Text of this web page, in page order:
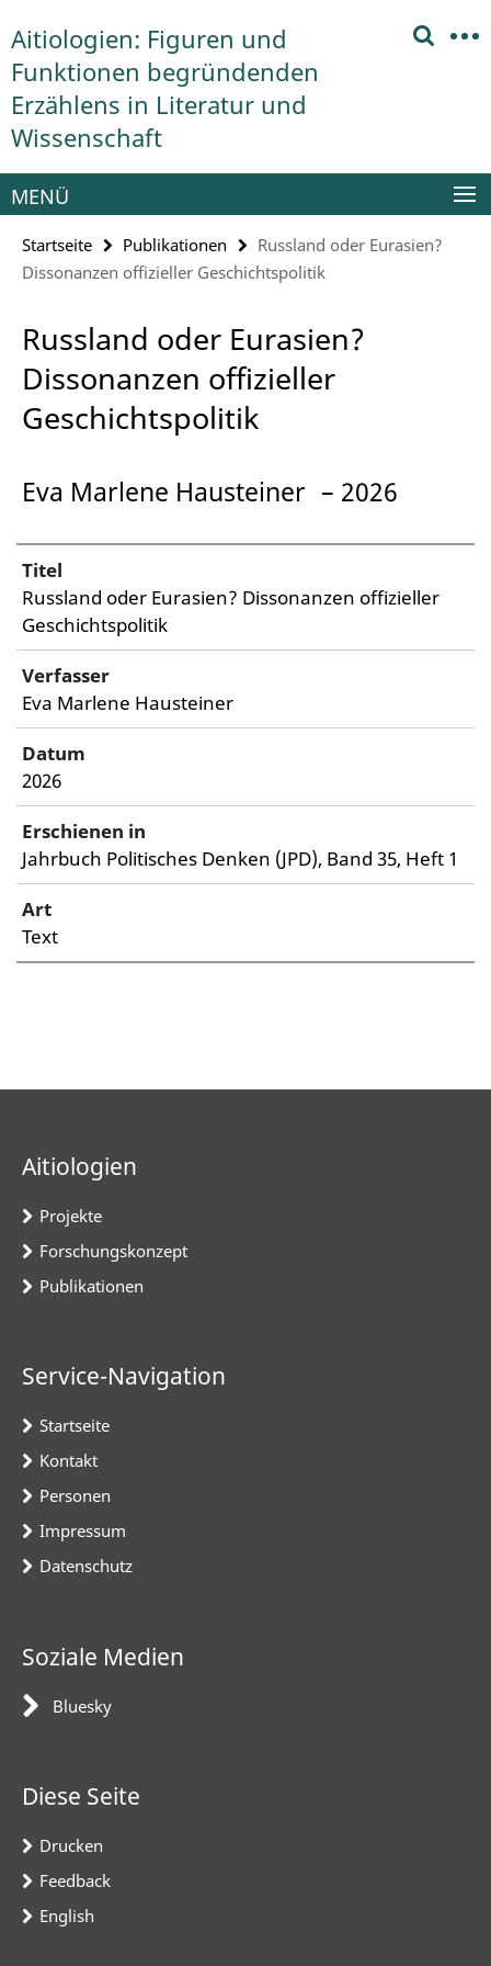
direkt
zu
Inhalt
Aitiologien: Figuren und
Funktionen begründenden
Erzählens in Literatur und
Wissenschaft
Service-
Navigation
MENÜ
Startseite Publikationen
Russland oder Eurasien?
Dissonanzen offizieller Geschichtspolitik
Russland oder Eurasien?
Dissonanzen offizieller
Geschichtspolitik
Eva Marlene Hausteiner – 2026
Titel
Russland oder Eurasien? Dissonanzen offizieller
Geschichtspolitik
Verfasser
Eva Marlene Hausteiner
Datum
2026
Erschienen in
Jahrbuch Politisches Denken (JPD), Band 35, Heft 1
Art
Text
Aitiologien
Projekte
Forschungskonzept
Publikationen
Service-Navigation
Startseite
Kontakt
Personen
Impressum
Datenschutz
Soziale Medien
Bluesky
Diese Seite
Drucken
Feedback
English